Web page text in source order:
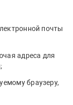
почты
адреса для
браузеру,